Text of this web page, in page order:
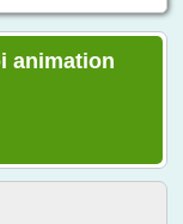
animation